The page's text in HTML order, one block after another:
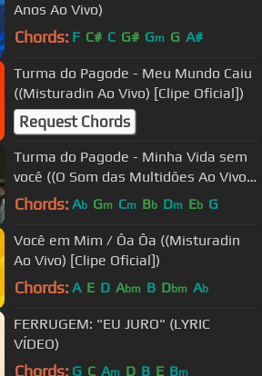
Anos Ao Vivo)
Chords: F C# C G# Gm G A#
Turma do Pagode - Meu Mundo Caiu
((Misturadin Ao Vivo) [Clipe Oficial])
Request Chords
Turma do Pagode - Minha Vida sem
você ((O Som das Multidões Ao Vivo)
[Clipe Oficial])
Chords: Ab Gm Cm Bb Dm Eb G
Você em Mim / Ôa Ôa ((Misturadin
Ao Vivo) [Clipe Oficial])
Chords: A E D Abm B Dbm Ab
FERRUGEM: "EU JURO" (LYRIC
VÍDEO)
Chords: G C Am D B E Bm